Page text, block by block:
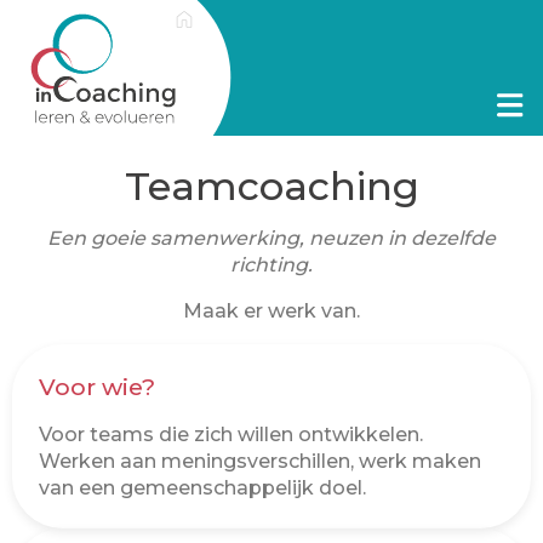
Teamcoaching
Een goeie samenwerking, neuzen in dezelfde
richting.
Maak er werk van.
Voor wie?
Voor teams die zich willen ontwikkelen.
Werken aan meningsverschillen, werk maken
van een gemeenschappelijk doel.